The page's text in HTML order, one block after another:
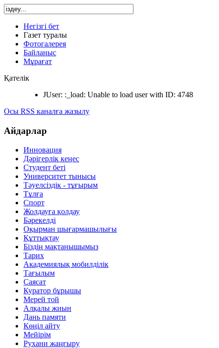
Негізгі бет
Газет туралы
Фотогалерея
Байланыс
Мұрағат
Қателік
JUser: :_load: Unable to load user with ID: 4748
Осы RSS каналға жазылу
Айдарлар
Инновация
Дәрігерлік кеңес
Студент беті
Университет тынысы
Тәуелсіздік - тұғырым
Тұлға
Спорт
Жолдауға қолдау
Бәрекелді
Оқырман шығармашылығы
Құттықтау
Біздің мақтанышымыз
Тарих
Академиялық мобилділік
Тағылым
Саясат
Куратор бұрышы
Мерей той
Алқалы жиын
Дань памяти
Көңіл айту
Мейірім
Рухани жаңғыру